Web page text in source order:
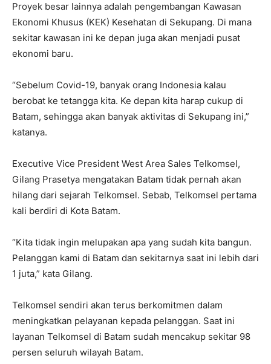
Proyek besar lainnya adalah pengembangan Kawasan
Ekonomi Khusus (KEK) Kesehatan di Sekupang. Di mana
sekitar kawasan ini ke depan juga akan menjadi pusat
ekonomi baru.
“Sebelum Covid-19, banyak orang Indonesia kalau
berobat ke tetangga kita. Ke depan kita harap cukup di
Batam, sehingga akan banyak aktivitas di Sekupang ini,”
katanya.
Executive Vice President West Area Sales Telkomsel,
Gilang Prasetya mengatakan Batam tidak pernah akan
hilang dari sejarah Telkomsel. Sebab, Telkomsel pertama
kali berdiri di Kota Batam.
“Kita tidak ingin melupakan apa yang sudah kita bangun.
Pelanggan kami di Batam dan sekitarnya saat ini lebih dari
1 juta,” kata Gilang.
Telkomsel sendiri akan terus berkomitmen dalam
meningkatkan pelayanan kepada pelanggan. Saat ini
layanan Telkomsel di Batam sudah mencakup sekitar 98
persen seluruh wilayah Batam.